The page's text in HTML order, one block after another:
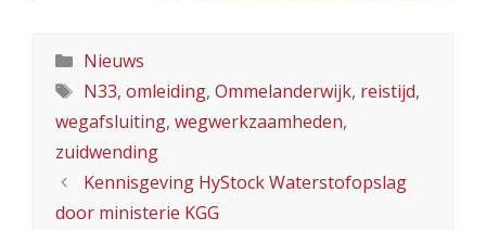
Categorieën
Nieuws
Tags
N33, omleiding, Ommelanderwijk, reistijd,
wegafsluiting, wegwerkzaamheden,
zuidwending
Kennisgeving HyStock Waterstofopslag
door ministerie KGG